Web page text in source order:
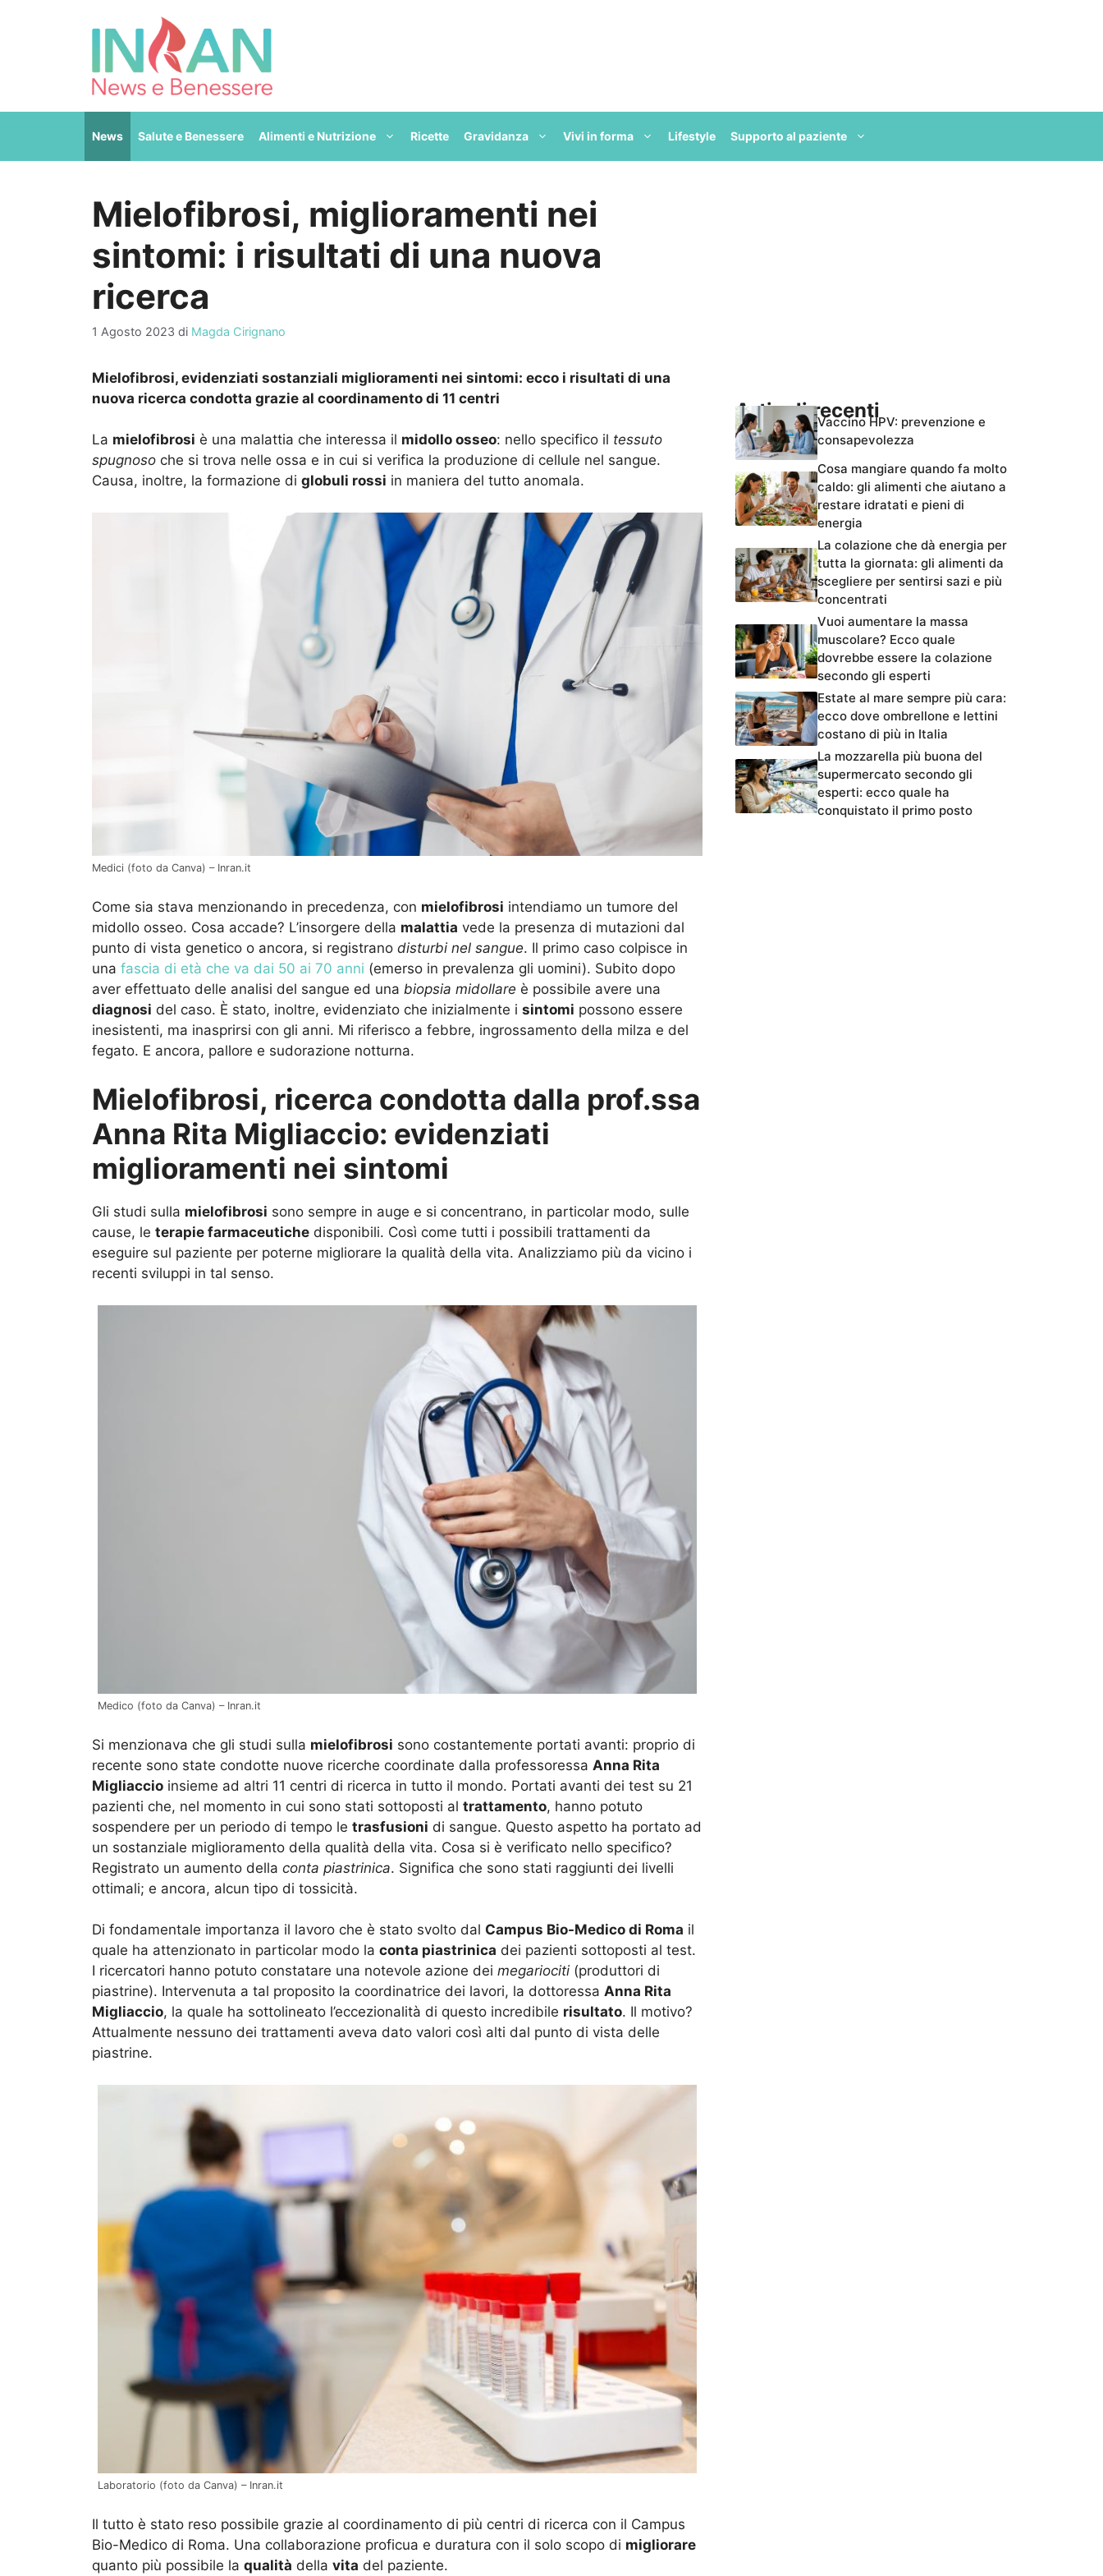
News Salute e Benessere Alimenti e Nutrizione Ricette Gravidanza Vivi in forma Lifestyle Supporto al paziente
Mielofibrosi, miglioramenti nei
sintomi: i risultati di una nuova
ricerca
1 Agosto 2023 di Magda Cirignano
Mielofibrosi, evidenziati sostanziali miglioramenti nei sintomi: ecco i risultati di una
nuova ricerca condotta grazie al coordinamento di 11 centri
La mielofibrosi è una malattia che interessa il midollo osseo: nello specifico il tessuto
spugnoso che si trova nelle ossa e in cui si verifica la produzione di cellule nel sangue.
Causa, inoltre, la formazione di globuli rossi in maniera del tutto anomala.
Medici (foto da Canva) – Inran.it
Come sia stava menzionando in precedenza, con mielofibrosi intendiamo un tumore del
midollo osseo. Cosa accade? L’insorgere della malattia vede la presenza di mutazioni dal
punto di vista genetico o ancora, si registrano disturbi nel sangue. Il primo caso colpisce in
una fascia di età che va dai 50 ai 70 anni (emerso in prevalenza gli uomini). Subito dopo
aver effettuato delle analisi del sangue ed una biopsia midollare è possibile avere una
diagnosi del caso. È stato, inoltre, evidenziato che inizialmente i sintomi possono essere
inesistenti, ma inasprirsi con gli anni. Mi riferisco a febbre, ingrossamento della milza e del
fegato. E ancora, pallore e sudorazione notturna.
Mielofibrosi, ricerca condotta dalla prof.ssa
Anna Rita Migliaccio: evidenziati
miglioramenti nei sintomi
Gli studi sulla mielofibrosi sono sempre in auge e si concentrano, in particolar modo, sulle
cause, le terapie farmaceutiche disponibili. Così come tutti i possibili trattamenti da
eseguire sul paziente per poterne migliorare la qualità della vita. Analizziamo più da vicino i
recenti sviluppi in tal senso.
Medico (foto da Canva) – Inran.it
Si menzionava che gli studi sulla mielofibrosi sono costantemente portati avanti: proprio di
recente sono state condotte nuove ricerche coordinate dalla professoressa Anna Rita
Migliaccio insieme ad altri 11 centri di ricerca in tutto il mondo. Portati avanti dei test su 21
pazienti che, nel momento in cui sono stati sottoposti al trattamento, hanno potuto
sospendere per un periodo di tempo le trasfusioni di sangue. Questo aspetto ha portato ad
un sostanziale miglioramento della qualità della vita. Cosa si è verificato nello specifico?
Registrato un aumento della conta piastrinica. Significa che sono stati raggiunti dei livelli
ottimali; e ancora, alcun tipo di tossicità.
Di fondamentale importanza il lavoro che è stato svolto dal Campus Bio-Medico di Roma il
quale ha attenzionato in particolar modo la conta piastrinica dei pazienti sottoposti al test.
I ricercatori hanno potuto constatare una notevole azione dei megariociti (produttori di
piastrine). Intervenuta a tal proposito la coordinatrice dei lavori, la dottoressa Anna Rita
Migliaccio, la quale ha sottolineato l’eccezionalità di questo incredibile risultato. Il motivo?
Attualmente nessuno dei trattamenti aveva dato valori così alti dal punto di vista delle
piastrine.
Laboratorio (foto da Canva) – Inran.it
Il tutto è stato reso possibile grazie al coordinamento di più centri di ricerca con il Campus
Bio-Medico di Roma. Una collaborazione proficua e duratura con il solo scopo di migliorare
quanto più possibile la qualità della vita del paziente.
Articoli recentiVaccino HPV: prevenzione e
consapevolezza
Cosa mangiare quando fa molto
caldo: gli alimenti che aiutano a
restare idratati e pieni di
energia
La colazione che dà energia per
tutta la giornata: gli alimenti da
scegliere per sentirsi sazi e più
concentrati
Vuoi aumentare la massa
muscolare? Ecco quale
dovrebbe essere la colazione
secondo gli esperti
Estate al mare sempre più cara:
ecco dove ombrellone e lettini
costano di più in Italia
La mozzarella più buona del
supermercato secondo gli
esperti: ecco quale ha
conquistato il primo posto